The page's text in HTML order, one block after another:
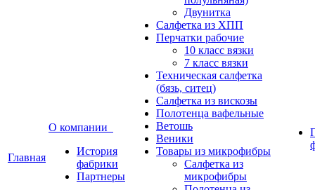
Главная
О компании
История
фабрики
Партнеры
Двунитка
Салфетка из ХПП
Перчатки рабочие
10 класс вязки
7 класс вязки
Техническая салфетка
(бязь, ситец)
Салфетка из вискозы
Полотенца вафельные
Ветошь
Веники
Товары из микрофибры
Салфетка из
микрофибры